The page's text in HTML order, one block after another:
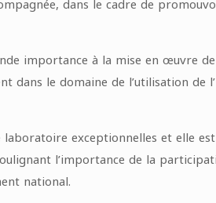
dans le cadre de
importance à la mise en œuvre de
le domaine de l’utilisation de
exceptionnelles et elle est
l’importance de la
national.